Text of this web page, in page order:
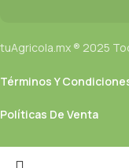
tuAgricola.mx ® 2025
Términos Y
Políticas De Venta